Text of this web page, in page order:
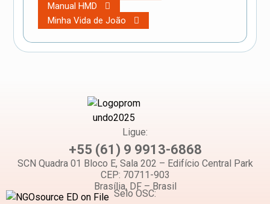
Manual HMD
Minha Vida de João
Ligue:
+55 (61) 9 9913-6868
SCN Quadra 01 Bloco E, Sala 202 – Edifício Central Park
CEP: 70711-903
Brasília, DF – Brasil
Selo OSC: